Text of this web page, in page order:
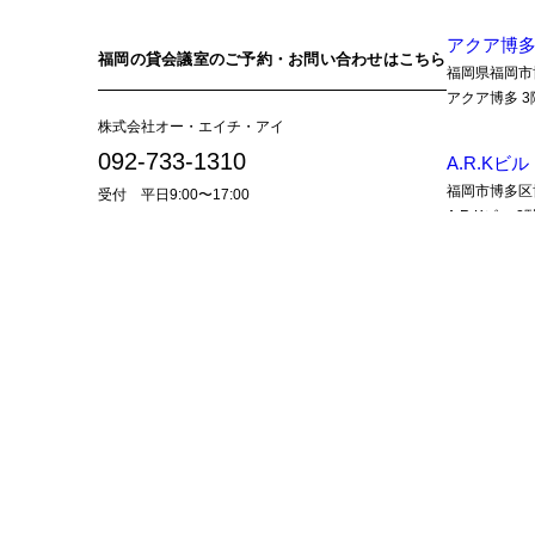
福岡の貸会議室のご予約・お問い合わせはこちら
株式会社オー・エイチ・アイ
092-733-1310
受付 平日9:00〜17:00
アクア博
福岡県福岡
アクア博多 3
A.R.Kビル
福岡市博多
A.R.Kビル 2